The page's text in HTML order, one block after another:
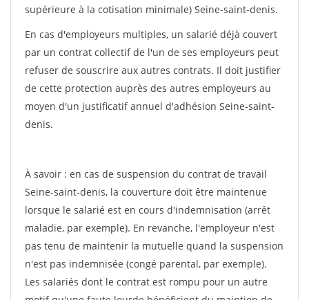
supérieure à la cotisation minimale) Seine-saint-denis.
En cas d'employeurs multiples, un salarié déjà couvert
par un contrat collectif de l'un de ses employeurs peut
refuser de souscrire aux autres contrats. Il doit justifier
de cette protection auprès des autres employeurs au
moyen d'un justificatif annuel d'adhésion Seine-saint-
denis.
À savoir : en cas de suspension du contrat de travail
Seine-saint-denis, la couverture doit être maintenue
lorsque le salarié est en cours d'indemnisation (arrêt
maladie, par exemple). En revanche, l'employeur n'est
pas tenu de maintenir la mutuelle quand la suspension
n'est pas indemnisée (congé parental, par exemple).
Les salariés dont le contrat est rompu pour un autre